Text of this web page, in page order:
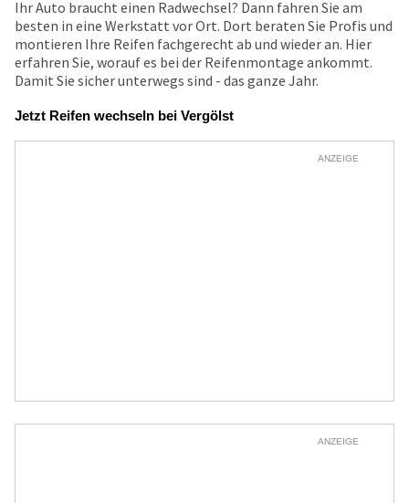
Ihr Auto braucht einen Radwechsel? Dann fahren Sie am
besten in eine Werkstatt vor Ort. Dort beraten Sie Profis und
montieren Ihre Reifen fachgerecht ab und wieder an. Hier
erfahren Sie, worauf es bei der Reifenmontage ankommt.
Damit Sie sicher unterwegs sind - das ganze Jahr.
Jetzt Reifen wechseln bei Vergölst
ANZEIGE
ANZEIGE